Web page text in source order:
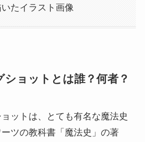
たイラスト画像
ョットとは誰？何者？
ットは、とても有名な魔法史
ツの教科書「魔法史」の著